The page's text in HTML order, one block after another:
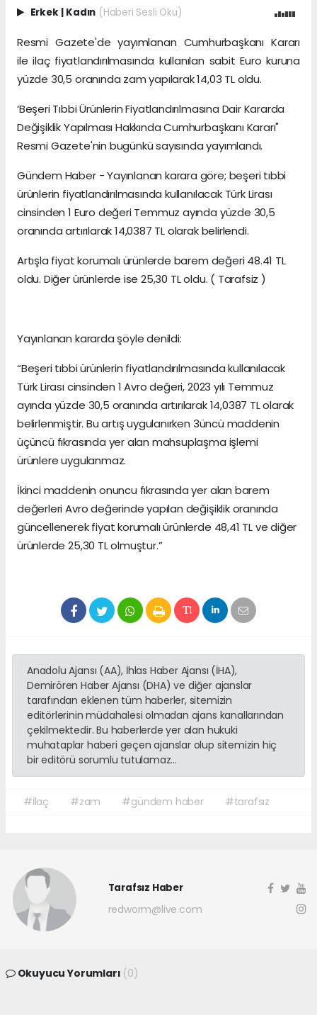
Erkek Kadın (Haberi Sesli Oku)
Resmi Gazete'de yayımlanan Cumhurbaşkanı Kararı
ile ilaç fiyatlandırılmasında kullanılan sabit Euro kuruna
yüzde 30,5 oranında zam yapılarak 14,03 TL oldu.
‘Beşeri Tıbbi Ürünlerin Fiyatlandırılmasına Dair Kararda
Değişiklik Yapılması Hakkında Cumhurbaşkanı Kararı"
Resmi Gazete'nin bugünkü sayısında yayımlandı.
Gündem Haber - Yayınlanan karara göre; beşeri tıbbi
ürünlerin fiyatlandırılmasında kullanılacak Türk Lirası
cinsinden 1 Euro değeri Temmuz ayında yüzde 30,5
oranında artırılarak 14,0387 TL olarak belirlendi.
Artışla fiyat korumalı ürünlerde barem değeri 48.41 TL
oldu. Diğer ürünlerde ise 25,30 TL oldu. ( Tarafsiz )
Yayınlanan kararda şöyle denildi:
“Beşeri tıbbi ürünlerin fiyatlandırılmasında kullanılacak
Türk Lirası cinsinden 1 Avro değeri, 2023 yılı Temmuz
ayında yüzde 30,5 oranında artırılarak 14,0387 TL olarak
belirlenmiştir. Bu artış uygulanırken 3üncü maddenin
üçüncü fıkrasında yer alan mahsuplaşma işlemi
ürünlere uygulanmaz.
İkinci maddenin onuncu fıkrasında yer alan barem
değerleri Avro değerinde yapılan değişiklik oranında
güncellenerek fiyat korumalı ürünlerde 48,41 TL ve diğer
ürünlerde 25,30 TL olmuştur.”
Anadolu Ajansı (AA), İhlas Haber Ajansı (İHA),
Demirören Haber Ajansı (DHA) ve diğer ajanslar
tarafından eklenen tüm haberler, sitemizin
editörlerinin müdahalesi olmadan ajans kanallarından
çekilmektedir. Bu haberlerde yer alan hukuki
muhataplar haberi geçen ajanslar olup sitemizin hiç
bir editörü sorumlu tutulamaz...
#İlaç #zam #gündem haber #tarafsız
Tarafsız Haber
redworm@live.com
Okuyucu Yorumları (0)